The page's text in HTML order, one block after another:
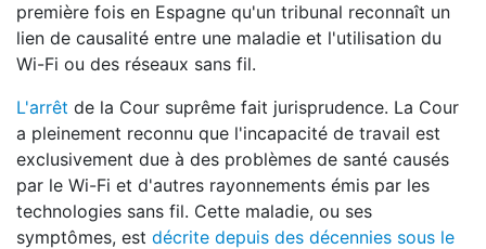
première fois en Espagne qu'un tribunal reconnaît un
lien de causalité entre une maladie et l'utilisation du
Wi-Fi ou des réseaux sans fil.
L'arrêt de la Cour suprême fait jurisprudence. La Cour
a pleinement reconnu que l'incapacité de travail est
exclusivement due à des problèmes de santé causés
par le Wi-Fi et d'autres rayonnements émis par les
technologies sans fil. Cette maladie, ou ses
symptômes, est décrite depuis des décennies sous le